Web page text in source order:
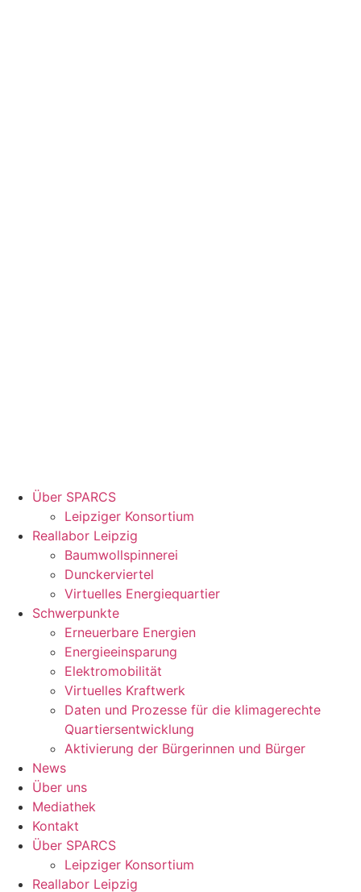
Über SPARCS
Leipziger Konsortium
Reallabor Leipzig
Baumwollspinnerei
Dunckerviertel
Virtuelles Energiequartier
Schwerpunkte
Erneuerbare Energien
Energieeinsparung
Elektromobilität
Virtuelles Kraftwerk
Daten und Prozesse für die klimagerechte
Quartiersentwicklung
Aktivierung der Bürgerinnen und Bürger
News
Über uns
Mediathek
Kontakt
Über SPARCS
Leipziger Konsortium
Reallabor Leipzig